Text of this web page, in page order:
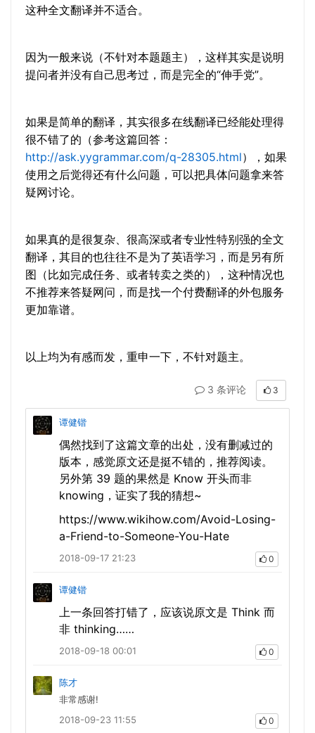
这种全文翻译并不适合。
因为一般来说（不针对本题题主），这样其实是说明
提问者并没有自己思考过，而是完全的“伸手党”。
如果是简单的翻译，其实很多在线翻译已经能处理得
很不错了的（参考这篇回答：
http://ask.yygrammar.com/q-28305.html），如果
使用之后觉得还有什么问题，可以把具体问题拿来答
疑网讨论。
如果真的是很复杂、很高深或者专业性特别强的全文
翻译，其目的也往往不是为了英语学习，而是另有所
图（比如完成任务、或者转卖之类的），这种情况也
不推荐来答疑网问，而是找一个付费翻译的外包服务
更加靠谱。
以上均为有感而发，重申一下，不针对题主。
3 条评论 3
谭健锴
偶然找到了这篇文章的出处，没有删减过的
版本，感觉原文还是挺不错的，推荐阅读。
另外第 39 题的果然是 Know 开头而非
knowing，证实了我的猜想~
https://www.wikihow.com/Avoid-Losing-
a-Friend-to-Someone-You-Hate
2018-09-17 21:23 0
谭健锴
上一条回答打错了，应该说原文是 Think 而
非 thinking……
2018-09-18 00:01 0
陈才
非常感谢!
2018-09-23 11:55
0